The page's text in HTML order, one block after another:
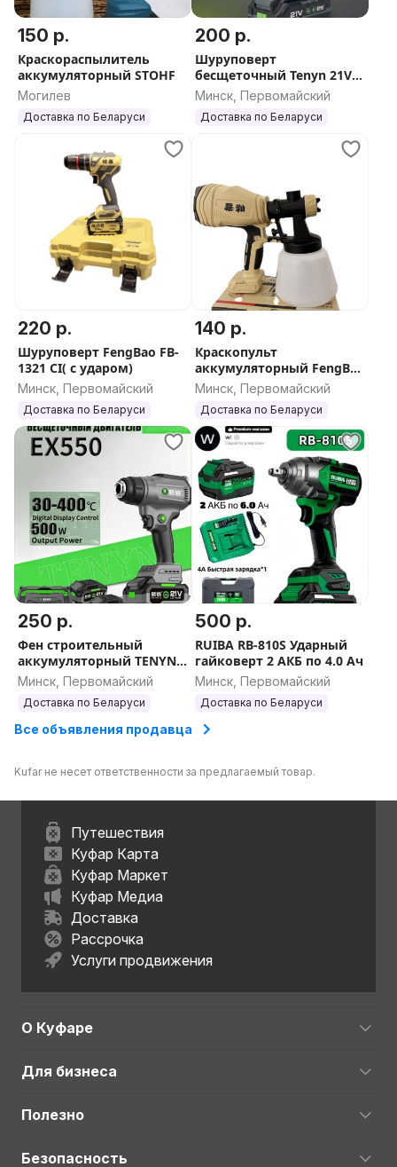
150 р.
Краскораспылитель
аккумуляторный STOHF
Могилев
Доставка по Беларуси
200 р.
Шуруповерт
бесщеточный Tenyn 21V
EX21D
Минск, Первомайский
Доставка по Беларуси
220 р.
Шуруповерт FengBao FB-
1321 CI( с ударом)
Минск, Первомайский
Доставка по Беларуси
140 р.
Краскопульт
аккумуляторный FengBao
FB-02-177
Минск, Первомайский
Доставка по Беларуси
250 р.
Фен строительный
аккумуляторный TENYN
EX-550 в кейсе
Минск, Первомайский
Доставка по Беларуси
500 р.
RUIBA RB-810S Ударный
гайковерт 2 АКБ по 4.0 Ач
Минск, Первомайский
Доставка по Беларуси
Все объявления продавца
Kufar не несет ответственности за предлагаемый товар.
Путешествия
Куфар Карта
Куфар Маркет
Куфар Медиа
Доставка
Рассрочка
Услуги продвижения
О Куфаре
Для бизнеса
Полезно
Безопасность